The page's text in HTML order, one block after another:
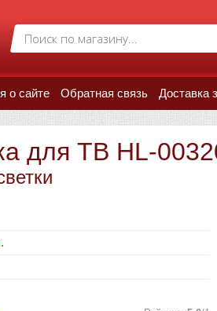
о сайте Обратная связь Доставка
для ТВ HL-